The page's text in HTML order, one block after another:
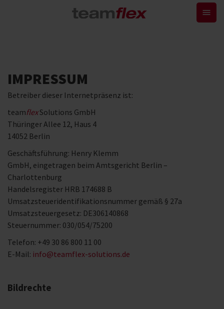
IMPRESSUM
Betreiber dieser Internetpräsenz ist:
teamflexSolutions GmbH
Thüringer Allee 12, Haus 4
14052 Berlin
Geschäftsführung: Henry Klemm
GmbH, eingetragen beim Amtsgericht Berlin –
Charlottenburg
Handelsregister HRB 174688 B
Umsatzsteueridentifikationsnummer gemäß § 27a
Umsatzsteuergesetz: DE306140868
Steuernummer: 030/054/75200
Telefon: +49 30 86 800 11 00
E-Mail: info@teamflex-solutions.de
Bildrechte